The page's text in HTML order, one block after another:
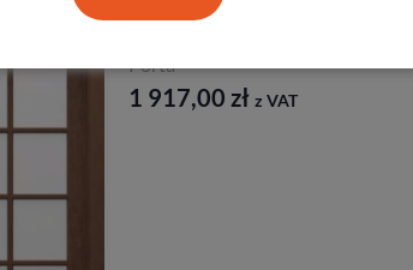
Porta
1 917,00zł z VAT